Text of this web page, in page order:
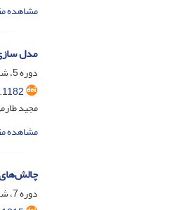
مشاهده
مدل
دوره 5، شماره 2، اسفند 1398، صفحه
مجید
مشاهده
دوره 7، شماره 2، اسفند 1400، صفحه